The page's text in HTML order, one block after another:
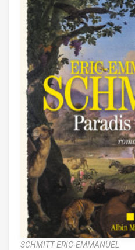
SCHMITT ERIC-EMMANUEL